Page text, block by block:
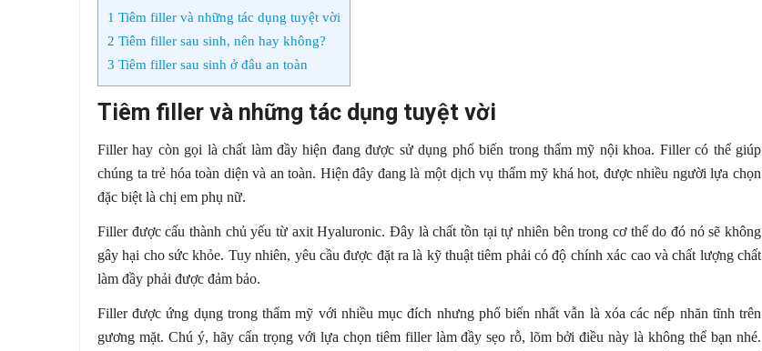
1 Tiêm filler và những tác dụng tuyệt vời
2 Tiêm filler sau sinh, nên hay không?
3 Tiêm filler sau sinh ở đâu an toàn
Tiêm filler và những tác dụng tuyệt vời
Filler hay còn gọi là chất làm đầy hiện đang được sử dụng phổ biến trong thẩm mỹ nội khoa. Filler có thể giúp
chúng ta trẻ hóa toàn diện và an toàn. Hiện đây đang là một dịch vụ thẩm mỹ khá hot, được nhiều người lựa chọn
đặc biệt là chị em phụ nữ.
Filler được cấu thành chủ yếu từ axit Hyaluronic. Đây là chất tồn tại tự nhiên bên trong cơ thể do đó nó sẽ không
gây hại cho sức khỏe. Tuy nhiên, yêu cầu được đặt ra là kỹ thuật tiêm phải có độ chính xác cao và chất lượng chất
làm đầy phải được đảm bảo.
Filler được ứng dụng trong thẩm mỹ với nhiều mục đích nhưng phổ biến nhất vẫn là xóa các nếp nhăn tĩnh trên
gương mặt. Chú ý, hãy cẩn trọng với lựa chọn tiêm filler làm đầy sẹo rỗ, lõm bởi điều này là không thể bạn nhé.